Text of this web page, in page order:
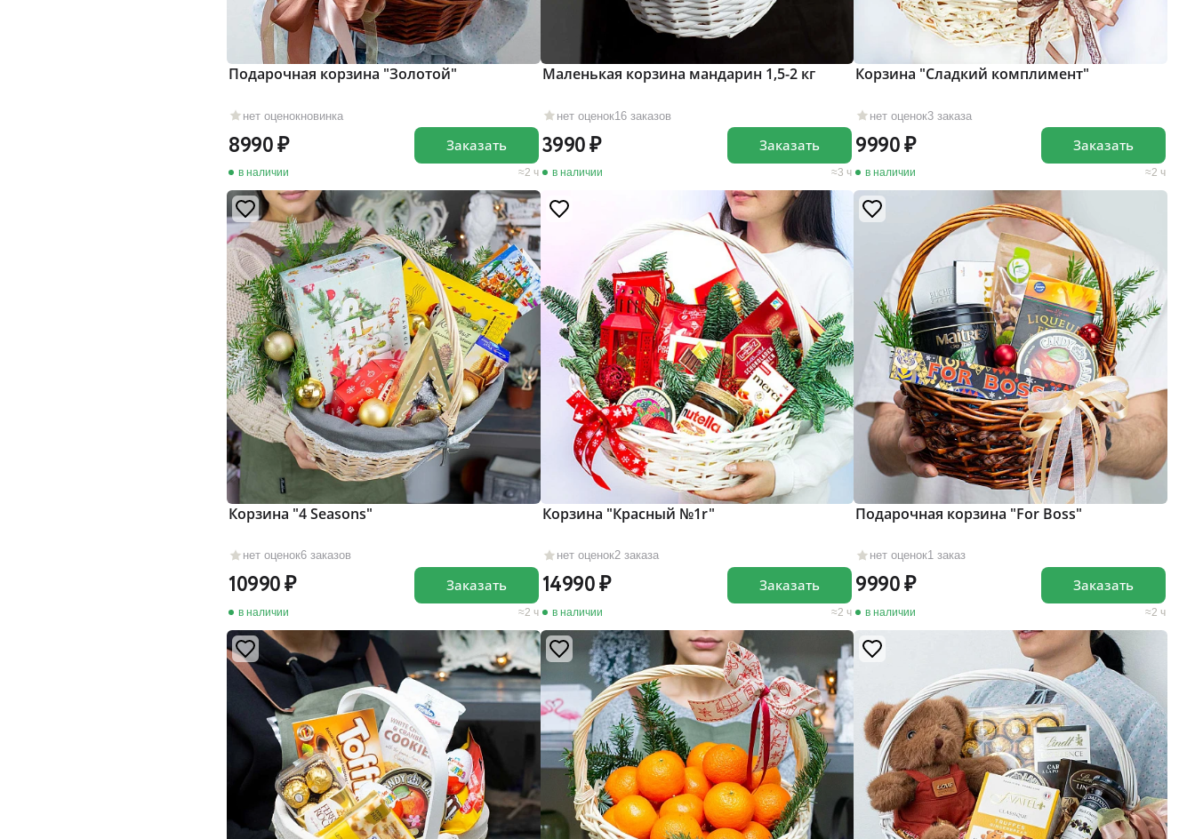
нет оценокновинка
Подарочная корзина "Золотой"
8990
в наличии 2 ч
Заказать
нет оценок16 заказов
Маленькая корзина мандарин 1,5-2 кг
3990
в наличии 3 ч
Заказать
нет оценок3 заказа
Корзина "Сладкий комплимент"
9990
в наличии 2 ч
Заказать
нет оценок6 заказов
Корзина "4 Seasons"
10990
в наличии 2 ч
Заказать
нет оценок2 заказа
Корзина "Красный №1r"
14990
в наличии 2 ч
Заказать
нет оценок1 заказ
Подарочная корзина "For Boss"
9990
в наличии 2 ч
Заказать